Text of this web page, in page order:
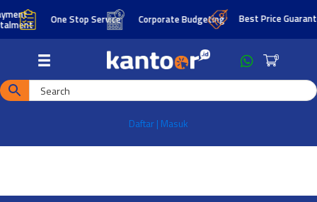
Skip
to
content
Skip
to
One Stop Service Corporate Budgeting Best Price
0
Daftar | Masuk